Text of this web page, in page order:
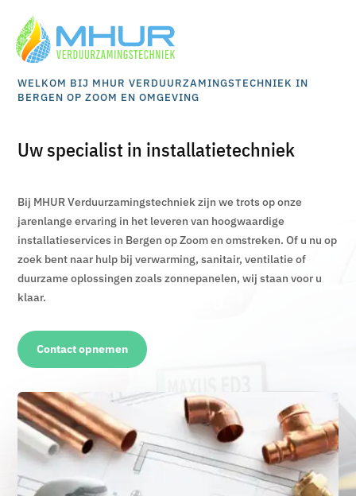
WELKOM BIJ MHUR VERDUURZAMINGSTECHNIEK IN
BERGEN OP ZOOM EN OMGEVING
Uw specialist in installatietechniek
Bij MHUR Verduurzamingstechniek zijn we trots op onze
jarenlange ervaring in het leveren van hoogwaardige
installatieservices in Bergen op Zoom en omstreken. Of u nu op
zoek bent naar hulp bij verwarming, sanitair, ventilatie of
duurzame oplossingen zoals zonnepanelen, wij staan voor u
klaar.
Contact opnemen